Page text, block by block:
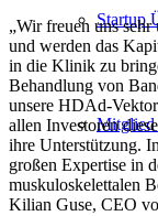
Startup
Mitglied
„Wir freuen uns
und werden das
in die Klinik zu
Behandlung von
unsere HDAd-
allen Investoren
ihre Unterstützung.
großen Expertise in
muskuloskelettalen
Kilian Guse, CEO